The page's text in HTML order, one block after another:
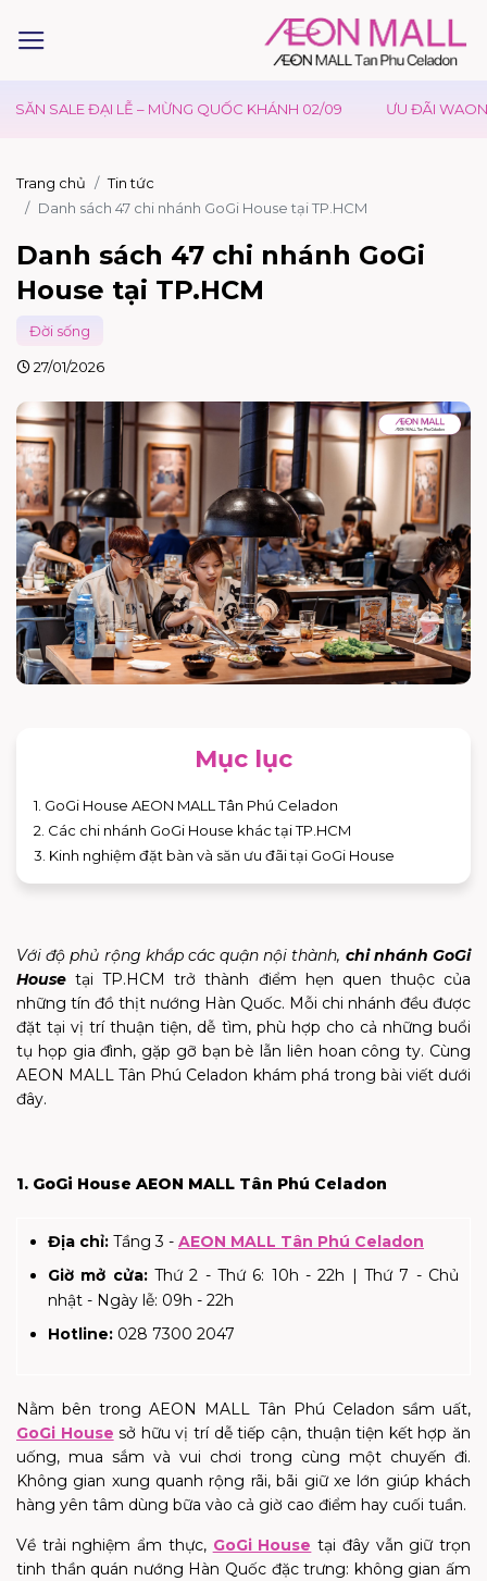
LỄ – MỪNG QUỐC KHÁNH 02/09 ƯU ĐÃI WAON TẠI
Trang chủ
Tin tức
Danh sách 47 chi nhánh GoGi House tại TP.HCM
Danh sách 47 chi nhánh GoGi
House tại TP.HCM
Đời sống
27/01/2026
Mục lục
1. GoGi House AEON MALL Tân Phú Celadon
2. Các chi nhánh GoGi House khác tại TP.HCM
3. Kinh nghiệm đặt bàn và săn ưu đãi tại GoGi House
Với độ phủ rộng khắp các quận nội thành, chi nhánhGoGi
Housetại TP.HCM trở thành điểm hẹn quen thuộc của
những tín đồ thịt nướng Hàn Quốc. Mỗi chi nhánh đều được
đặt tại vị trí thuận tiện, dễ tìm, phù hợp cho cả những buổi
tụ họp gia đình, gặp gỡ bạn bè lẫn liên hoan công ty. Cùng
AEON MALL Tân Phú Celadon khám phá trong bài viết dưới
đây.
1. GoGi House AEON MALL Tân Phú Celadon
Địa chỉ: Tầng 3 - AEON MALL Tân Phú Celadon
Giờ mở cửa: Thứ 2 - Thứ 6: 10h - 22h | Thứ 7 - Chủ
nhật - Ngày lễ: 09h - 22h
Hotline: 028 7300 2047
Nằm bên trong AEON MALL Tân Phú Celadon sầm uất,
GoGi House sở hữu vị trí dễ tiếp cận, thuận tiện kết hợp ăn
uống, mua sắm và vui chơi trong cùng một chuyến đi.
Không gian xung quanh rộng rãi, bãi giữ xe lớn giúp khách
hàng yên tâm dùng bữa vào cả giờ cao điểm hay cuối tuần.
Về trải nghiệm ẩm thực, GoGi House tại đây vẫn giữ trọn
tinh thần quán nướng Hàn Quốc đặc trưng: không gian ấm